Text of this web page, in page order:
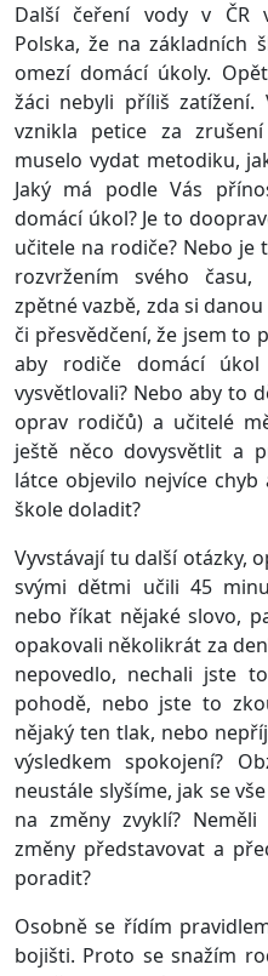
Další čeření vody v ČR
Polska, že na základních
omezí domácí úkoly.
žáci nebyli příliš zatížení.
vznikla petice za
muselo vydat metodiku,
Jaký má podle Vás
domácí úkol? Je to
učitele na rodiče? Nebo je
rozvržením svého
zpětné vazbě, zda si
či přesvědčení, že jsem to
aby rodiče domácí
vysvětlovali? Nebo aby to
oprav rodičů) a učitelé
ještě něco dovysvětlit a
látce objevilo nejvíce
škole doladit?
Vyvstávají tu další otázky,
svými dětmi učili 45
nebo říkat nějaké slovo,
opakovali několikrát za
nepovedlo, nechali jste
pohodě, nebo jste to
nějaký ten tlak, nebo
výsledkem spokojení?
neustále slyšíme, jak se
na změny zvyklí?
změny představovat a
poradit?
Osobně se řídím
bojišti. Proto se snažím